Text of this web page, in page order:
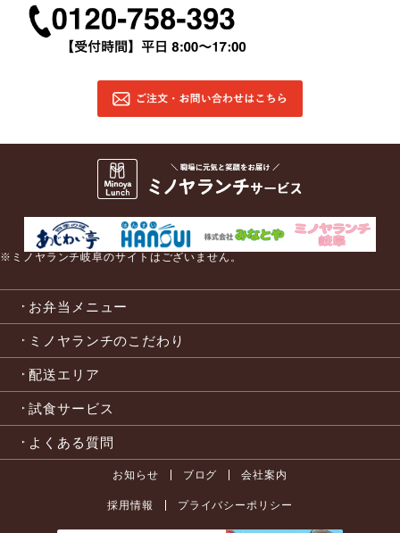
※ミノヤランチ岐阜のサイトはございません。
お弁当メニュー
ミノヤランチのこだわり
配送エリア
試食サービス
よくある質問
お知らせ ブログ 会社案内
採用情報 プライバシーポリシー